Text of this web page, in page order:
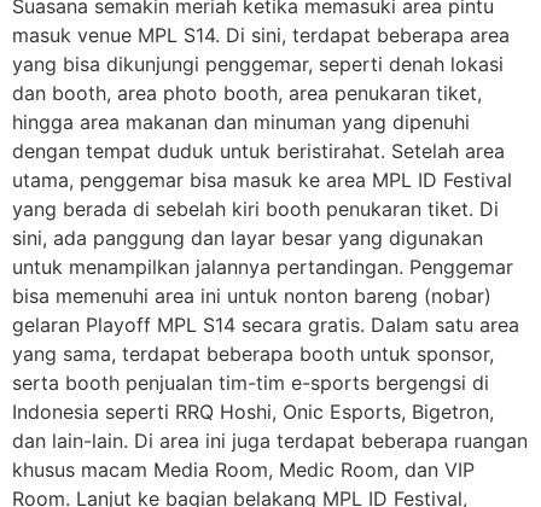
Suasana semakin meriah ketika memasuki area pintu
masuk venue MPL S14. Di sini, terdapat beberapa area
yang bisa dikunjungi penggemar, seperti denah lokasi
dan booth, area photo booth, area penukaran tiket,
hingga area makanan dan minuman yang dipenuhi
dengan tempat duduk untuk beristirahat. Setelah area
utama, penggemar bisa masuk ke area MPL ID Festival
yang berada di sebelah kiri booth penukaran tiket. Di
sini, ada panggung dan layar besar yang digunakan
untuk menampilkan jalannya pertandingan. Penggemar
bisa memenuhi area ini untuk nonton bareng (nobar)
gelaran Playoff MPL S14 secara gratis. Dalam satu area
yang sama, terdapat beberapa booth untuk sponsor,
serta booth penjualan tim-tim e-sports bergengsi di
Indonesia seperti RRQ Hoshi, Onic Esports, Bigetron,
dan lain-lain. Di area ini juga terdapat beberapa ruangan
khusus macam Media Room, Medic Room, dan VIP
Room. Lanjut ke bagian belakang MPL ID Festival,